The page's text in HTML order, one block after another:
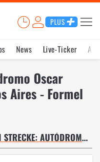
PLUS
News Live-Ticker
Oscar
Aires - Formel
DATEN & FAKTEN ZUR FORMEL 1 STRECKE: AUTÓDROMO OSCAR ALFREDO GÁLVEZ